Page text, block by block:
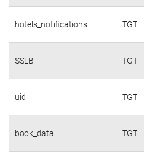
hotels_notifications TGT
SSLB TGT
uid TGT
book_data TGT